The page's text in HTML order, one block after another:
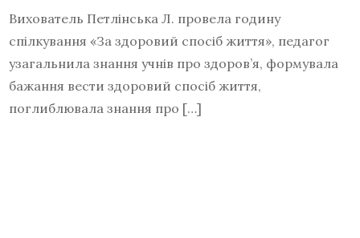
Вихователь Петлінська Л. провела годину
спілкування «За здоровий спосіб життя», педагог
узагальнила знання учнів про здоров’я, формувала
бажання вести здоровий спосіб життя,
поглиблювала знання про […]